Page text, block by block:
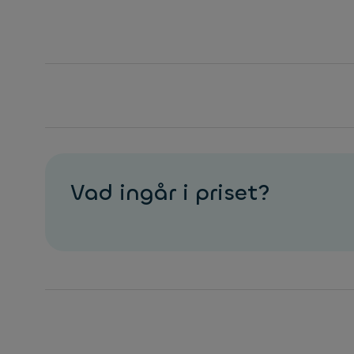
Vad ingår i priset?